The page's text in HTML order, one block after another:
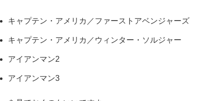
キャプテン・アメリカ／ファーストアベンジャーズ
キャプテン・アメリカ／ウィンター・ソルジャー
アイアンマン2
アイアンマン3